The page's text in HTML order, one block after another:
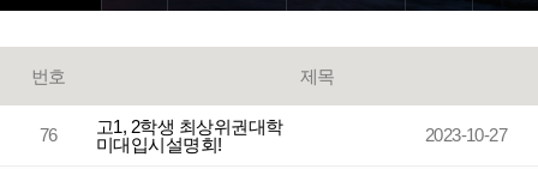
번호 제목
76
고1, 2학생 최상위권대학
미대입시설명회!
2023-10-27